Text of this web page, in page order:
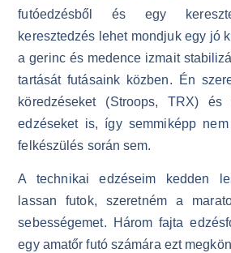
futóedzésből és egy
keresztedzés lehet mondjuk egy jó
a gerinc és medence izmait
tartását futásaink közben. Én
köredzéseket (Stroops, TRX)
edzéseket is, így semmiképp
felkészülés során sem.
A technikai edzéseim kedden
lassan futok, szeretném a
sebességemet. Három fajta
egy amatőr futó számára ezt